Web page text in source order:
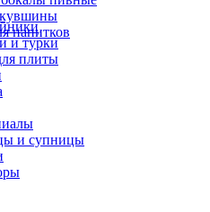
напитков
и турки
плиты
и супницы